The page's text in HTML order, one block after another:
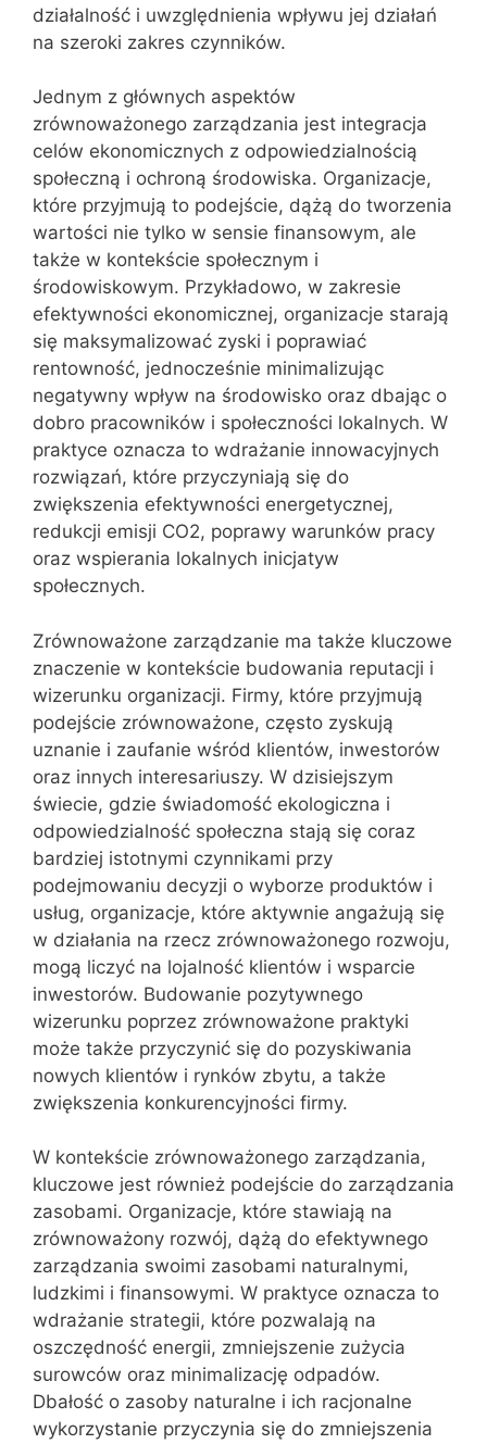
działalność i uwzględnienia wpływu jej działań
na szeroki zakres czynników.
Jednym z głównych aspektów
zrównoważonego zarządzania jest integracja
celów ekonomicznych z odpowiedzialnością
społeczną i ochroną środowiska. Organizacje,
które przyjmują to podejście, dążą do tworzenia
wartości nie tylko w sensie finansowym, ale
także w kontekście społecznym i
środowiskowym. Przykładowo, w zakresie
efektywności ekonomicznej, organizacje starają
się maksymalizować zyski i poprawiać
rentowność, jednocześnie minimalizując
negatywny wpływ na środowisko oraz dbając o
dobro pracowników i społeczności lokalnych. W
praktyce oznacza to wdrażanie innowacyjnych
rozwiązań, które przyczyniają się do
zwiększenia efektywności energetycznej,
redukcji emisji CO2, poprawy warunków pracy
oraz wspierania lokalnych inicjatyw
społecznych.
Zrównoważone zarządzanie ma także kluczowe
znaczenie w kontekście budowania reputacji i
wizerunku organizacji. Firmy, które przyjmują
podejście zrównoważone, często zyskują
uznanie i zaufanie wśród klientów, inwestorów
oraz innych interesariuszy. W dzisiejszym
świecie, gdzie świadomość ekologiczna i
odpowiedzialność społeczna stają się coraz
bardziej istotnymi czynnikami przy
podejmowaniu decyzji o wyborze produktów i
usług, organizacje, które aktywnie angażują się
w działania na rzecz zrównoważonego rozwoju,
mogą liczyć na lojalność klientów i wsparcie
inwestorów. Budowanie pozytywnego
wizerunku poprzez zrównoważone praktyki
może także przyczynić się do pozyskiwania
nowych klientów i rynków zbytu, a także
zwiększenia konkurencyjności firmy.
W kontekście zrównoważonego zarządzania,
kluczowe jest również podejście do zarządzania
zasobami. Organizacje, które stawiają na
zrównoważony rozwój, dążą do efektywnego
zarządzania swoimi zasobami naturalnymi,
ludzkimi i finansowymi. W praktyce oznacza to
wdrażanie strategii, które pozwalają na
oszczędność energii, zmniejszenie zużycia
surowców oraz minimalizację odpadów.
Dbałość o zasoby naturalne i ich racjonalne
wykorzystanie przyczynia się do zmniejszenia